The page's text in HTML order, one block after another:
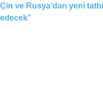
Çin ve Rusya’dan yeni
edecek”